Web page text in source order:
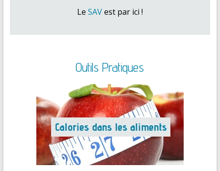
Le SAVest par ici !
Outils Pratiques